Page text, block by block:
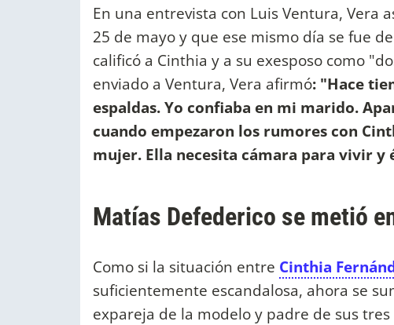
En una entrevista con Luis Ventura, Vera
25 de mayo y que ese mismo día se fue
calificó a Cinthia y a su exesposo como
enviado a Ventura, Vera afirmó: "Hace
espaldas. Yo confiaba en mi marido.
cuando empezaron los rumores con
mujer. Ella necesita cámara para vivir y
Matías Defederico se metió
Como si la situación entre Cinthia
suficientemente escandalosa, ahora se
expareja de la modelo y padre de sus